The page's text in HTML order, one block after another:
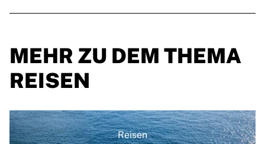
MEHR ZU DEM THEMA
REISEN
Reisen